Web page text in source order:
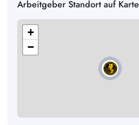
Arbeitgeber Standort auf Karte
+
−